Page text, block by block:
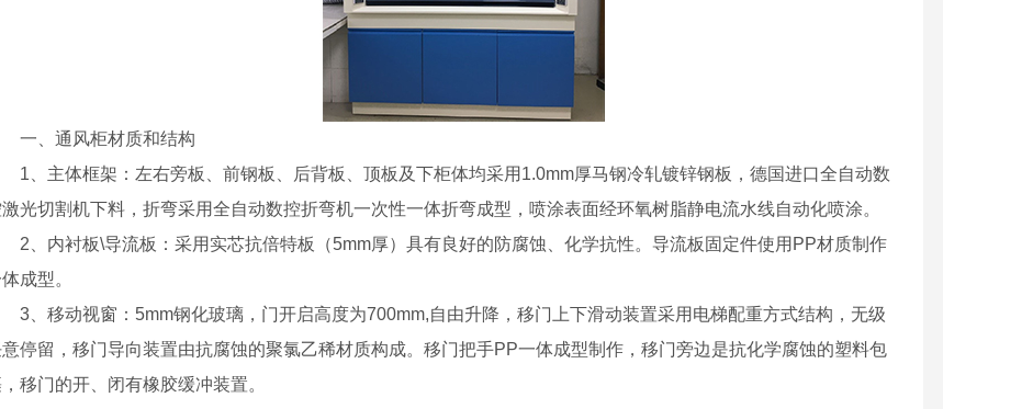
一、通风柜材质和结构
1、主体框架：左右旁板、前钢板、后背板、顶板及下柜体均采用1.0mm厚马钢冷轧镀锌钢板，德国进口全自动数
光切割机下料，折弯采用全自动数控折弯机一次性一体折弯成型，喷涂表面经环氧树脂静电流水线自动化喷涂。
2、内衬板\导流板：采用实芯抗倍特板（5mm厚）具有良好的防腐蚀、化学抗性。导流板固定件使用PP材质制作
成型。
3、移动视窗：5mm钢化玻璃，门开启高度为700mm,自由升降，移门上下滑动装置采用电梯配重方式结构，无级
停留，移门导向装置由抗腐蚀的聚氯乙稀材质构成。移门把手PP一体成型制作，移门旁边是抗化学腐蚀的塑料包
移门的开、闭有橡胶缓冲装置。